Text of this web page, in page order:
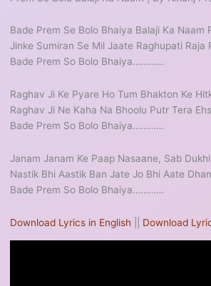
Bade Prem Se Bolo Bhaiya Balaji Ka Naam
Jinke Sumiran Se Mil Jaate Raghupati Raja
Bade Prem So Bolo Bhaiya…………
Raghav Ji Ke Pyare Ho Tum Bhakton Ke
Raghav Ji Ne Kaha Na Bhoolu Putr Tera
Bade Prem So Bolo Bhaiya…………
Janam Janam Ke Paap Nasaane, Sab
Nastik Bhi Aastik Ban Jate Jo Bhi Aate
Bade Prem So Bolo Bhaiya…………
Download Lyrics in English Download